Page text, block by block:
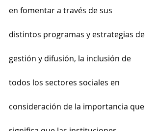
en fomentar a través de sus
distintos programas y estrategias de
gestión y difusión, la inclusión de
todos los sectores sociales en
consideración de la importancia que